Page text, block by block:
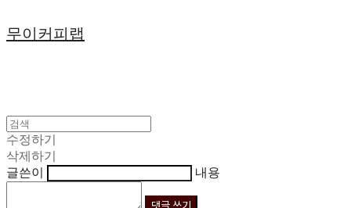
무이커피랩
수정하기
삭제하기
글쓴이
내용